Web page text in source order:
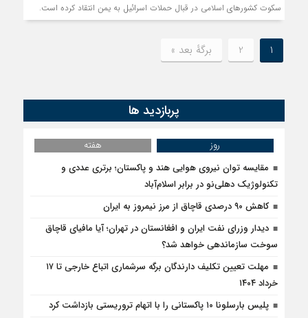
سکوت کشورهای اسلامی در قبال حملات اسرائیل به یمن انتقاد کرده است.
1
2 برگهٔ بعد »
پربازدید ها
روز
هفته
مقایسه توان نیروی هوایی هند و پاکستان؛ برتری عددی و
تکنولوژیک دهلی‌نو در برابر اسلام‌آباد
کاهش ۹۰ درصدی قاچاق از مرز نیمروز به ایران
دیدار وزرای نفت ایران و افغانستان در تهران؛ آیا مافیای قاچاق
سوخت سازماندهی خواهد شد؟
مهلت تعیین تکلیف دارندگان برگه سرشماری اتباع خارجی تا ۱۷
خرداد ۱۴۰۴
پلیس بارسلونا ۱۰ پاکستانی را با اتهام تروریستی بازداشت کرد